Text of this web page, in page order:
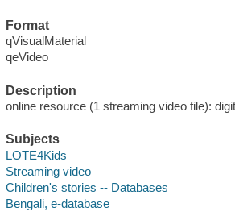
Format
qVisualMaterial
qeVideo
Description
online resource (1 streaming video file):
Subjects
LOTE4Kids
Streaming video
Children's stories -- Databases
Bengali, e-database